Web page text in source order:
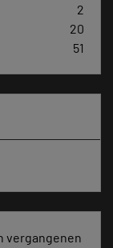
2
20
51
vergangenen